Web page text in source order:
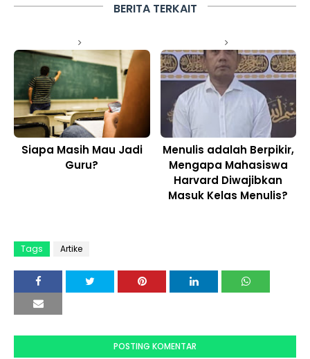
BERITA TERKAIT
Siapa Masih Mau Jadi
Guru?
Menulis adalah Berpikir,
Mengapa Mahasiswa
Harvard Diwajibkan
Masuk Kelas Menulis?
Tags Artike
POSTING KOMENTAR